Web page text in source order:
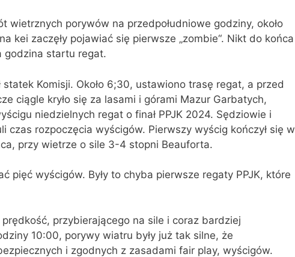
wietrznych porywów na przedpołudniowe godziny, około
kei zaczęły pojawiać się pierwsze „zombie“. Nikt do końca
godzina startu regat.
statek Komisji. Około 6;30, ustawiono trasę regat, a przed
ciągle kryło się za lasami i górami Mazur Garbatych,
niedzielnych regat o finał PPJK 2024. Sędziowie i
czas rozpoczęcia wyścigów. Pierwszy wyścig kończył się w
przy wietrze o sile 3-4 stopni Beauforta.
pięć wyścigów. Były to chyba pierwsze regaty PPJK, które
przybierającego na sile i coraz bardziej
10:00, porywy wiatru były już tak silne, że
i zgodnych z zasadami fair play, wyścigów.